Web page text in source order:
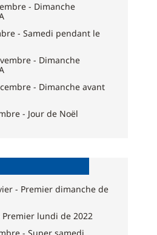
- Dimanche
- Samedi pendant le
- Dimanche
- Dimanche avant
- Jour de Noël
- Premier dimanche de
lundi de 2022